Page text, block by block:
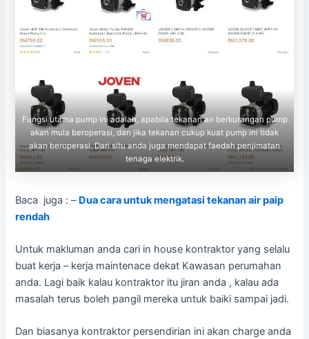
Fungsi utama pump ini adalah, apabila tekanan air berkurangan pump
akan mula beroperasi, dan jika tekanan cukup kuat pump ini tidak
akan beroperasi. Dari situ anda juga mendapat faedah penjimatan
tenaga elektrik.
Baca juga : – Dua cara untuk mengatasi tekanan air paip
rendah
Untuk makluman anda cari in house kontraktor yang selalu
buat kerja – kerja maintenace dekat Kawasan perumahan
anda. Lagi baik kalau kontraktor itu jiran anda , kalau ada
masalah terus boleh pangil mereka untuk baiki sampai jadi.
Dan biasanya kontraktor persendirian ini akan charge anda